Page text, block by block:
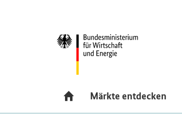
Märkte entdecken